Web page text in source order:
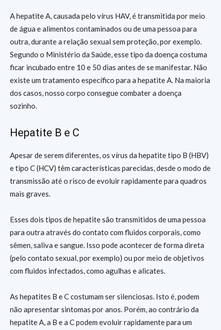
A hepatite A, causada pelo vírus HAV, é transmitida por meio
de água e alimentos contaminados ou de uma pessoa para
outra, durante a relação sexual sem proteção, por exemplo.
Segundo o Ministério da Saúde, esse tipo da doença costuma
ficar incubado entre 10 e 50 dias antes de se manifestar. Não
existe um tratamento específico para a hepatite A. Na maioria
dos casos, nosso corpo consegue combater a doença
sozinho.
Hepatite B e C
Apesar de serem diferentes, os vírus da hepatite tipo B (HBV)
e tipo C (HCV) têm características parecidas, desde o modo de
transmissão até o risco de evoluir rapidamente para quadros
mais graves.
Esses dois tipos de hepatite são transmitidos de uma pessoa
para outra através do contato com fluidos corporais, como
sêmen, saliva e sangue. Isso pode acontecer de forma direta
(pelo contato sexual, por exemplo) ou por meio de objetivos
com fluidos infectados, como agulhas e alicates.
As hepatites B e C costumam ser silenciosas. Isto é, podem
não apresentar sintomas por anos. Porém, ao contrário da
hepatite A, a B e a C podem evoluir rapidamente para um